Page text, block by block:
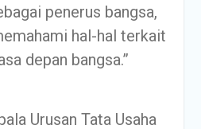
penerus bangsa,
hal-hal terkait
depan bangsa.”
Urusan Tata Usaha